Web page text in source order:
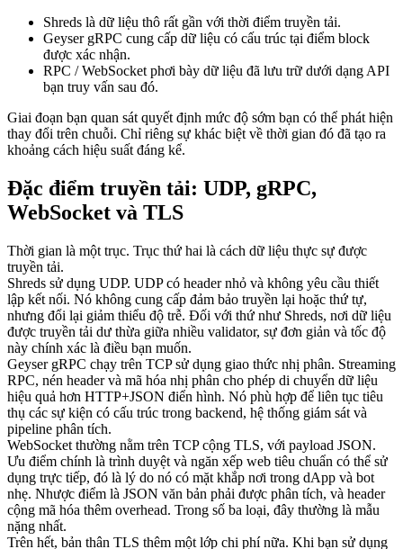
Shreds là dữ liệu thô rất gần với thời điểm truyền tải.
Geyser gRPC cung cấp dữ liệu có cấu trúc tại điểm block
được xác nhận.
RPC / WebSocket phơi bày dữ liệu đã lưu trữ dưới dạng API
bạn truy vấn sau đó.
Giai đoạn bạn quan sát quyết định mức độ sớm bạn có thể phát hiện
thay đổi trên chuỗi. Chỉ riêng sự khác biệt về thời gian đó đã tạo ra
khoảng cách hiệu suất đáng kể.
Đặc điểm truyền tải: UDP, gRPC,
WebSocket và TLS
Thời gian là một trục. Trục thứ hai là cách dữ liệu thực sự được
truyền tải.
Shreds sử dụng UDP. UDP có header nhỏ và không yêu cầu thiết
lập kết nối. Nó không cung cấp đảm bảo truyền lại hoặc thứ tự,
nhưng đổi lại giảm thiểu độ trễ. Đối với thứ như Shreds, nơi dữ liệu
được truyền tải dư thừa giữa nhiều validator, sự đơn giản và tốc độ
này chính xác là điều bạn muốn.
Geyser gRPC chạy trên TCP sử dụng giao thức nhị phân. Streaming
RPC, nén header và mã hóa nhị phân cho phép di chuyển dữ liệu
hiệu quả hơn HTTP+JSON điển hình. Nó phù hợp để liên tục tiêu
thụ các sự kiện có cấu trúc trong backend, hệ thống giám sát và
pipeline phân tích.
WebSocket thường nằm trên TCP cộng TLS, với payload JSON.
Ưu điểm chính là trình duyệt và ngăn xếp web tiêu chuẩn có thể sử
dụng trực tiếp, đó là lý do nó có mặt khắp nơi trong dApp và bot
nhẹ. Nhược điểm là JSON văn bản phải được phân tích, và header
cộng mã hóa thêm overhead. Trong số ba loại, đây thường là mẫu
nặng nhất.
Trên hết, bản thân TLS thêm một lớp chi phí nữa. Khi bạn sử dụng